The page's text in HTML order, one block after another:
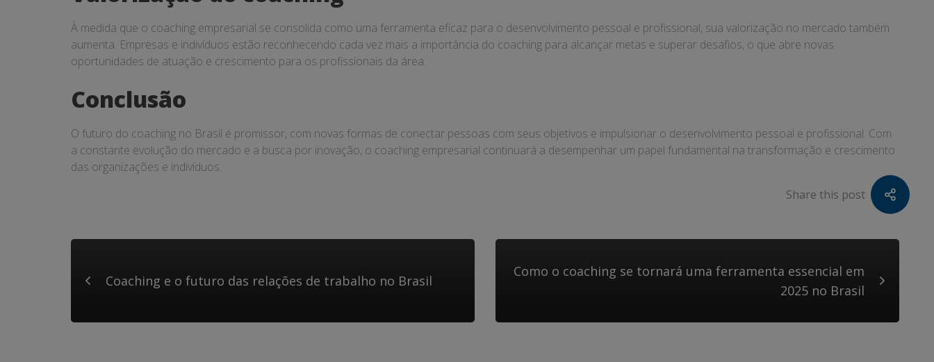
À medida que o coaching empresarial se consolida como uma ferramenta eficaz para o desenvolvimento pessoal e profissional, sua valorização no mercado também
aumenta. Empresas e indivíduos estão reconhecendo cada vez mais a importância do coaching para alcançar metas e superar desafios, o que abre novas
oportunidades de atuação e crescimento para os profissionais da área.
Conclusão
O futuro do coaching no Brasil é promissor, com novas formas de conectar pessoas com seus objetivos e impulsionar o desenvolvimento pessoal e profissional. Com
a constante evolução do mercado e a busca por inovação, o coaching empresarial continuará a desempenhar um papel fundamental na transformação e crescimento
das organizações e indivíduos.
Share this post
Coaching e o futuro das relações de trabalho no Brasil
Como o coaching se tornará uma ferramenta essencial em
2025 no Brasil